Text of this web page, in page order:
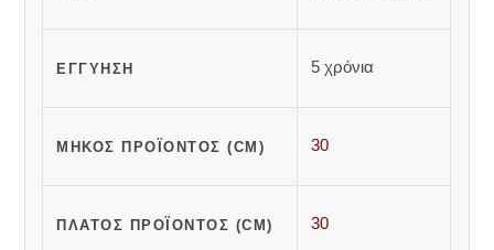
ΕΓΓΎΗΣΗ 5 χρόνια
ΜΉΚΟΣ ΠΡΟΪΌΝΤΟΣ (CM) 30
ΠΛΆΤΟΣ ΠΡΟΪΌΝΤΟΣ (CM) 30